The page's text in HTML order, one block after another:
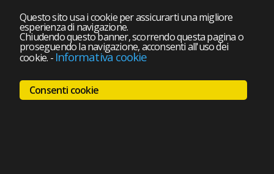
Questo sito usa i cookie per assicurarti una migliore
esperienza di navigazione.
Chiudendo questo banner, scorrendo questa pagina o
proseguendo la navigazione, acconsenti all'uso dei
cookie. - Informativa cookie
Consenti cookie